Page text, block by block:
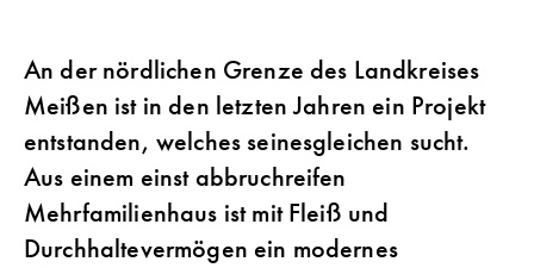
An der nördlichen Grenze des Landkreises
Meißen ist in den letzten Jahren ein Projekt
entstanden, welches seinesgleichen sucht.
Aus einem einst abbruchreifen
Mehrfamilienhaus ist mit Fleiß und
Durchhaltevermögen ein modernes